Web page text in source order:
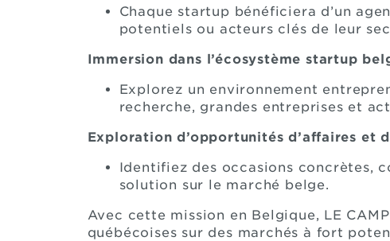
Chaque startup bénéficiera d’un
potentiels ou acteurs clés de leur
Immersion dans l’écosystème startup
Explorez un environnement
recherche, grandes entreprises et
Exploration d’opportunités d’affaires et
Identifiez des occasions concrètes,
solution sur le marché belge.
Avec cette mission en Belgique, LE
québécoises sur des marchés à fort